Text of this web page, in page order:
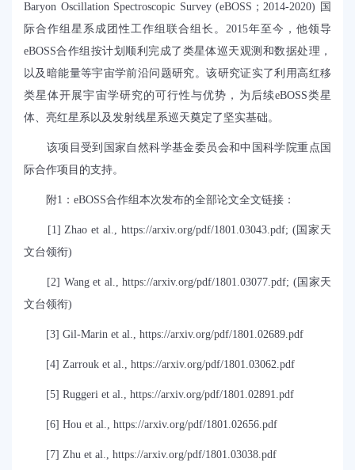
Baryon Oscillation Spectroscopic Survey (eBOSS ；2014-2020)
国
际合作组星系成团性工作组联合组长。 2015年至今，他领导
eBOSS合作组按计划顺利完成了类星体巡天观测和数据处理，
以及暗能量等宇宙学前沿问题研究。该研究证实了利用高红移
类星体开展宇宙学研究的可行性与优势，为后续eBOSS类星
体、亮红星系以及发射线星系巡天奠定了坚实基础。
该项目受到国家自然科学基金委员会和中国科学院重点国
际合作项目的支持。
附1 ： eBOSS合作组本次发布的全部论文全文链接：
[1] Zhao et al., https://arxiv.org/pdf/1801.03043.pdf; (国家天
文台领衔)
[2] Wang et al., https://arxiv.org/pdf/1801.03077.pdf; (国家天
文台领衔)
[3] Gil-Marin et al., https://arxiv.org/pdf/1801.02689.pdf
[4] Zarrouk et al., https://arxiv.org/pdf/1801.03062.pdf
[5] Ruggeri et al., https://arxiv.org/pdf/1801.02891.pdf
[6] Hou et al., https://arxiv.org/pdf/1801.02656.pdf
[7] Zhu et al., https://arxiv.org/pdf/1801.03038.pdf